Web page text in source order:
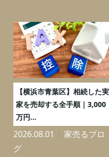
【横浜市青葉区】相続した実
家を売却する全手順｜3,000
万円...
2026.08.01
家売るブロ
グ